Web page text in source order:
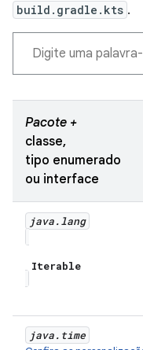
build.gradle.kts .
Pacote +
classe,
tipo enumerado
ou interface
java.lang
Iterable
java. time